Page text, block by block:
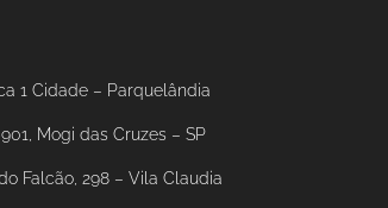
1 Cidade – Parquelândia
Mogi das Cruzes – SP
Falcão, 298 – Vila Claudia